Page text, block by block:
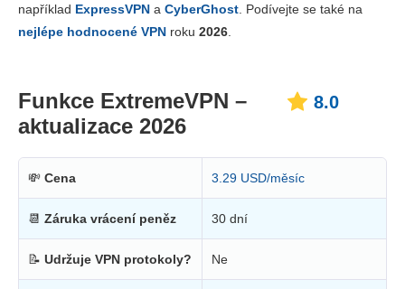
například ExpressVPN a CyberGhost. Podívejte se také na
nejlépe hodnocené VPN roku 2026.
Funkce ExtremeVPN –
aktualizace 2026
8.0
💸 Cena 3.29 USD/měsíc
📆 Záruka vrácení peněz 30 dní
📝 Udržuje VPN protokoly? Ne